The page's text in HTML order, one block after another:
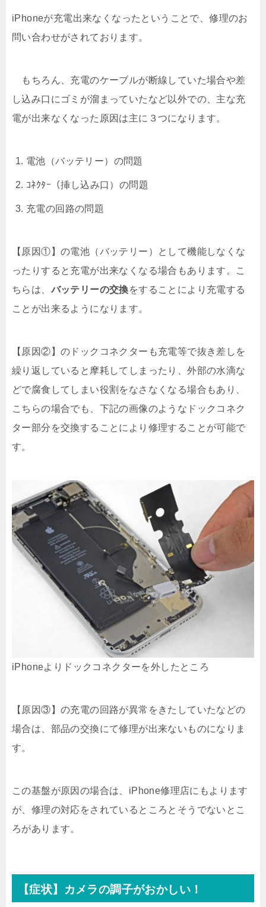
iPhoneが充電出来なくなったということで、修理のお
問い合わせがされております。
もちろん、充電のケーブルが断線していた場合や差
し込み口にゴミが溜まっていたなど以外での、主な充
電が出来なくなった原因は主に３つになります。
電池（バッテリー）の問題
ｺﾈｸﾀｰ（挿し込み口）の問題
充電の回路の問題
【原因①】の電池（バッテリー）として機能しなくな
ったりすると充電が出来なくなる場合もあります。こ
ちらは、 バッテリーの交換をすることにより充電する
ことが出来るようになります。
【原因②】のドックコネクターも充電等で抜き差しを
繰り返していると摩耗してしまったり、外部の水滴な
どで腐食してしまい役割をなさなくなる場合もあり、
こちらの場合でも、下記の画像のようなドックコネク
ター部分を交換することにより修理することが可能で
す。
iPhoneよりドックコネクターを外したところ
【原因③】の充電の回路が異常をきたしていたなどの
場合は、部品の交換にて修理が出来ないものになりま
す。
この基盤が原因の場合は、iPhone修理店にもよります
が、修理の対応をされているところとそうでないとこ
ろがあります。
【症状】カメラの調子がおかしい！